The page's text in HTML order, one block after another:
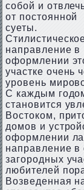
собой и
от постоянной
суеты.
направление в
оформлении
участке очень
уровень
С каждым
становится
Востоком,
домов и
оформлении
направление в
загородных
любителей
Возведенная